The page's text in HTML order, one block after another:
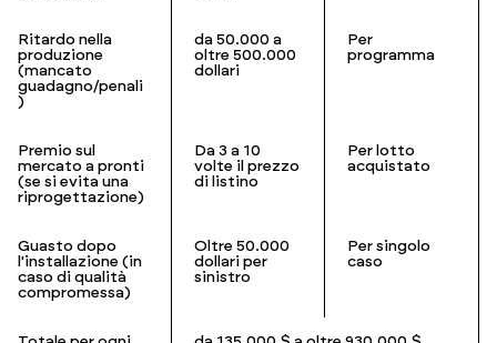
Ritardo nella
produzione
(mancato
guadagno/penali
)
da 50.000 a
oltre 500.000
dollari
Per
programma
Premio sul
mercato a pronti
(se si evita una
riprogettazione)
Da 3 a 10
volte il prezzo
di listino
Per lotto
acquistato
Guasto dopo
l'installazione (in
caso di qualità
compromessa)
Oltre 50.000
dollari per
sinistro
Per singolo
caso